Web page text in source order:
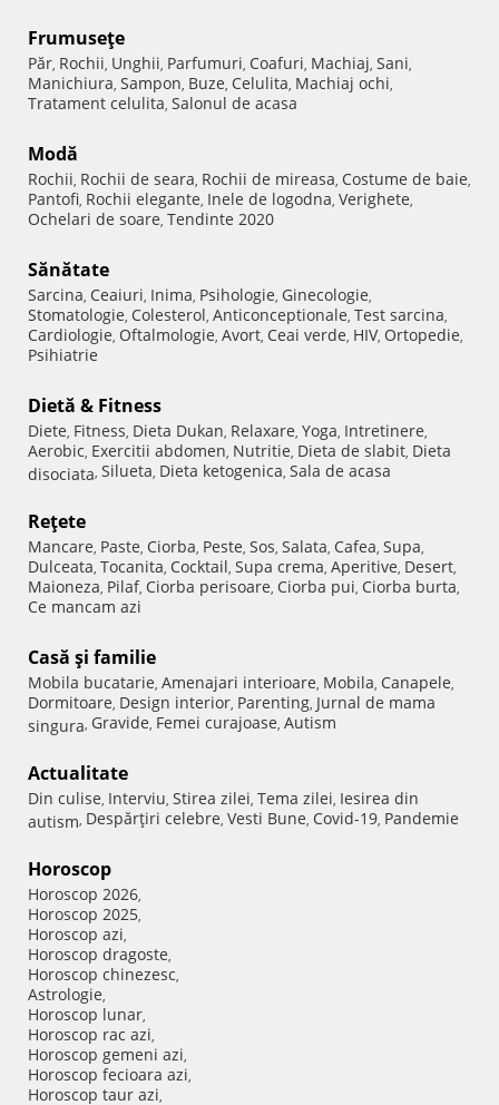
Frumuseţe
Păr, Rochii, Unghii, Parfumuri, Coafuri, Machiaj, Sani,
Manichiura, Sampon, Buze, Celulita, Machiaj ochi,
Tratament celulita, Salonul de acasa
Modă
Rochii, Rochii de seara, Rochii de mireasa, Costume de baie,
Pantofi, Rochii elegante, Inele de logodna, Verighete,
Ochelari de soare, Tendinte 2020
Sănătate
Sarcina, Ceaiuri, Inima, Psihologie, Ginecologie,
Stomatologie, Colesterol, Anticonceptionale, Test sarcina,
Cardiologie, Oftalmologie, Avort, Ceai verde, HIV, Ortopedie,
Psihiatrie
Dietă & Fitness
Diete, Fitness, Dieta Dukan, Relaxare, Yoga, Intretinere,
Aerobic, Exercitii abdomen, Nutritie, Dieta de slabit, Dieta
disociata, Silueta, Dieta ketogenica, Sala de acasa
Reţete
Mancare, Paste, Ciorba, Peste, Sos, Salata, Cafea, Supa,
Dulceata, Tocanita, Cocktail, Supa crema, Aperitive, Desert,
Maioneza, Pilaf, Ciorba perisoare, Ciorba pui, Ciorba burta,
Ce mancam azi
Casă şi familie
Mobila bucatarie, Amenajari interioare, Mobila, Canapele,
Dormitoare, Design interior, Parenting, Jurnal de mama
singura, Gravide, Femei curajoase, Autism
Actualitate
Din culise, Interviu, Stirea zilei, Tema zilei, Iesirea din
autism, Despărţiri celebre, Vesti Bune, Covid-19, Pandemie
Horoscop
Horoscop 2026,
Horoscop 2025,
Horoscop azi,
Horoscop dragoste,
Horoscop chinezesc,
Astrologie,
Horoscop lunar,
Horoscop rac azi,
Horoscop gemeni azi,
Horoscop fecioara azi,
Horoscop taur azi,